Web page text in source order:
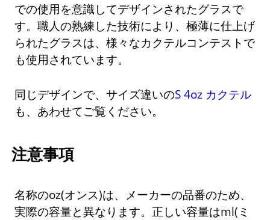
での使用を意識してデザインされたグラスで
す。職人の熟練した技術により、極薄に仕上げ
られたグラスは、様々なカクテルコンテストで
も使用されています。
同じデザインで、サイズ違いのS 4oz カクテル
も、あわせてご覧ください。
注意事項
名称のoz(オンス)は、メーカーの品番のため、
実際の容量と異なります。正しい容量はml(ミ